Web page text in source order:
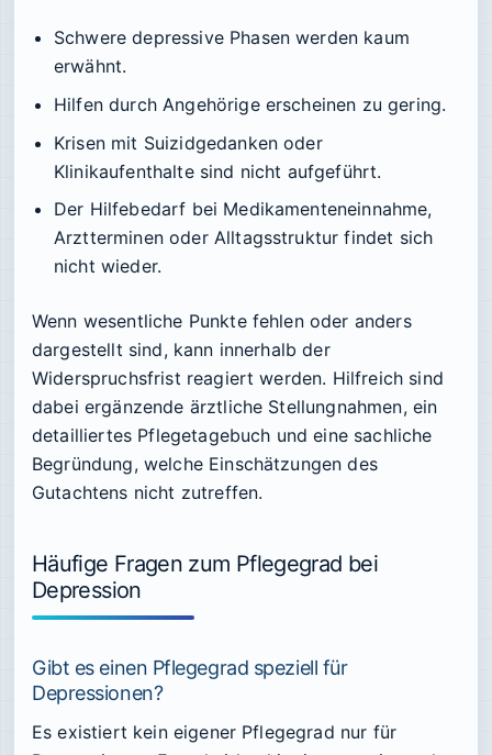
Schwere depressive Phasen werden kaum
erwähnt.
Hilfen durch Angehörige erscheinen zu gering.
Krisen mit Suizidgedanken oder
Klinikaufenthalte sind nicht aufgeführt.
Der Hilfebedarf bei Medikamenteneinnahme,
Arztterminen oder Alltagsstruktur findet sich
nicht wieder.
Wenn wesentliche Punkte fehlen oder anders
dargestellt sind, kann innerhalb der
Widerspruchsfrist reagiert werden. Hilfreich sind
dabei ergänzende ärztliche Stellungnahmen, ein
detailliertes Pflegetagebuch und eine sachliche
Begründung, welche Einschätzungen des
Gutachtens nicht zutreffen.
Häufige Fragen zum Pflegegrad bei
Depression
Gibt es einen Pflegegrad speziell für
Depressionen?
Es existiert kein eigener Pflegegrad nur für